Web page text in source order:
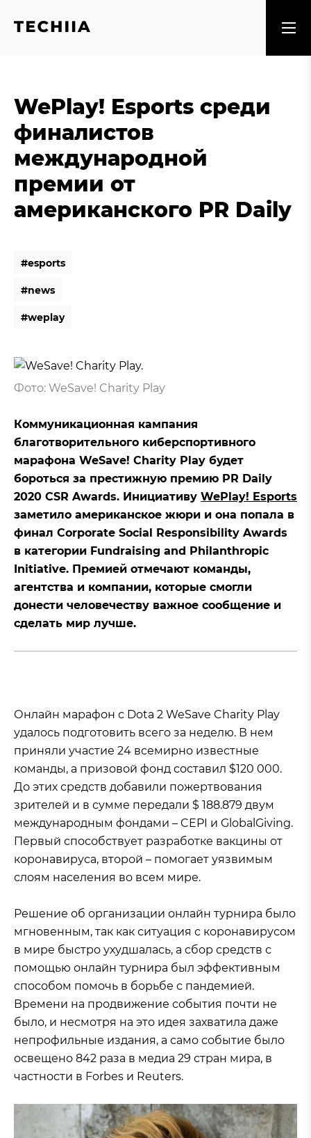
WePlay! Esports среди
финалистов
международной
премии от
американского PR Daily
#esports
#news
#weplay
Фото: WeSave! Charity Play
Коммуникационная кампания
благотворительного киберспортивного
марафона WeSave! Charity Play будет
бороться за престижную премию PR Daily
2020 CSR Awards. Инициативу WePlay! Esports
заметило американское жюри и она попала в
финал Corporate Social Responsibility Awards
в категории Fundraising and Philanthropic
Initiative. Премией отмечают команды,
агентства и компании, которые смогли
донести человечеству важное сообщение и
сделать мир лучше.
Онлайн марафон с Dota 2 WeSave Charity Play
удалось подготовить всего за неделю. В нем
приняли участие 24 всемирно известные
команды, а призовой фонд составил $120 000.
До этих средств добавили пожертвования
зрителей и в сумме передали $ 188.879 двум
международным фондами – CEPI и GlobalGiving.
Первый способствует разработке вакцины от
коронавируса, второй – помогает уязвимым
слоям населения во всем мире.
Решение об организации онлайн турнира было
мгновенным, так как ситуация с коронавирусом
в мире быстро ухудшалась, а сбор средств с
помощью онлайн турнира был эффективным
способом помочь в борьбе с пандемией.
Времени на продвижение события почти не
было, и несмотря на это идея захватила даже
непрофильные издания, а само событие было
освещено 842 раза в медиа 29 стран мира, в
частности в Forbes и Reuters.